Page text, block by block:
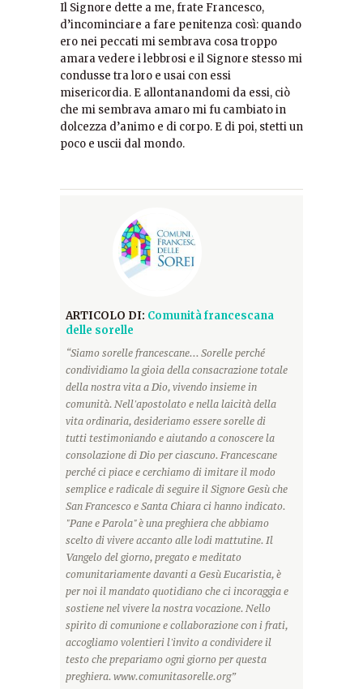
Il Signore dette a me, frate Francesco,
d’incominciare a fare penitenza così: quando
ero nei peccati mi sembrava cosa troppo
amara vedere i lebbrosi e il Signore stesso mi
condusse tra loro e usai con essi
misericordia. E allontanandomi da essi, ciò
che mi sembrava amaro mi fu cambiato in
dolcezza d’animo e di corpo. E di poi, stetti un
poco e uscii dal mondo.
ARTICOLO DI: Comunità francescana
delle sorelle
“Siamo sorelle francescane... Sorelle perché
condividiamo la gioia della consacrazione totale
della nostra vita a Dio, vivendo insieme in
comunità. Nell'apostolato e nella laicità della
vita ordinaria, desideriamo essere sorelle di
tutti testimoniando e aiutando a conoscere la
consolazione di Dio per ciascuno. Francescane
perché ci piace e cerchiamo di imitare il modo
semplice e radicale di seguire il Signore Gesù che
San Francesco e Santa Chiara ci hanno indicato.
"Pane e Parola" è una preghiera che abbiamo
scelto di vivere accanto alle lodi mattutine. Il
Vangelo del giorno, pregato e meditato
comunitariamente davanti a Gesù Eucaristia, è
per noi il mandato quotidiano che ci incoraggia e
sostiene nel vivere la nostra vocazione. Nello
spirito di comunione e collaborazione con i frati,
accogliamo volentieri l'invito a condividere il
testo che prepariamo ogni giorno per questa
preghiera. www.comunitasorelle.org”